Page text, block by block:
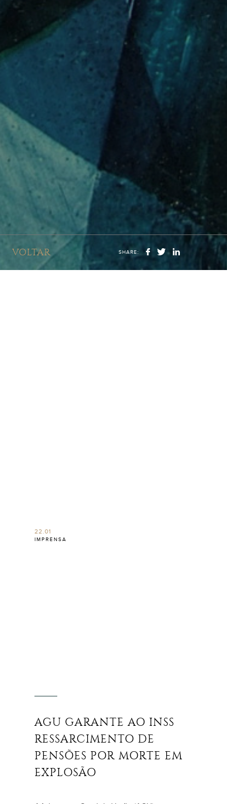
VOLTAR SHARE:
22.01
IMPRENSA
AGU GARANTE AO INSS
RESSARCIMENTO DE
PENSÕES POR MORTE EM
EXPLOSÃO